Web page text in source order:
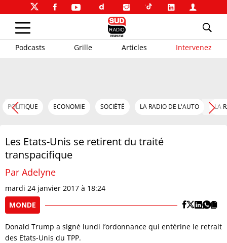
Podcasts Grille Articles Intervenez
POLITIQUE ECONOMIE SOCIÉTÉ LA RADIO DE L'AUTO LA
Les Etats-Unis se retirent du traité
transpacifique
Par Adelyne
mardi 24 janvier 2017 à 18:24
MONDE
Donald Trump a signé lundi l’ordonnance qui entérine le retrait
des Etats-Unis du TPP.